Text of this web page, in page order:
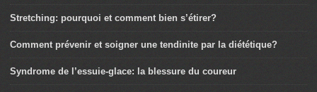
Stretching: pourquoi et comment bien s’étirer?
Comment prévenir et soigner une tendinite par la diététique?
Syndrome de l’essuie-glace: la blessure du coureur